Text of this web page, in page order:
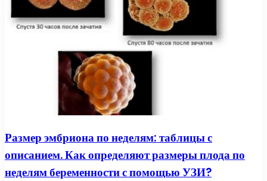
Размер эмбриона по неделям: таблицы с
описанием. Как определяют размеры плода по
неделям беременности с помощью УЗИ?